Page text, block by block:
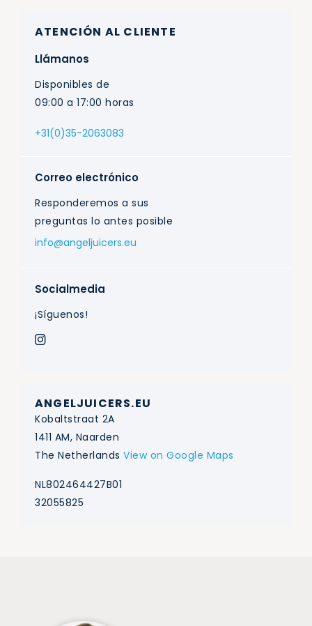
ATENCIÓN AL CLIENTE
Llámanos
Disponibles de
09:00 a 17:00 horas
+31(0)35-2063083
Correo electrónico
Responderemos a sus
preguntas lo antes posible
info@angeljuicers.eu
Socialmedia
¡Síguenos!
ANGELJUICERS.EU
Kobaltstraat 2A
1411 AM, Naarden
The Netherlands View on Google Maps
NL802464427B01
32055825